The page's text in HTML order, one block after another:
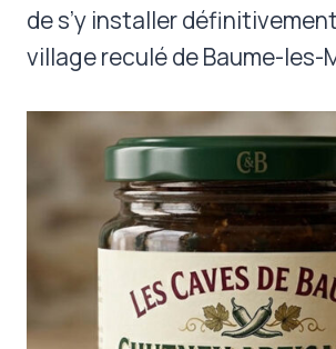
de s’y installer
village reculé de Baume-les-